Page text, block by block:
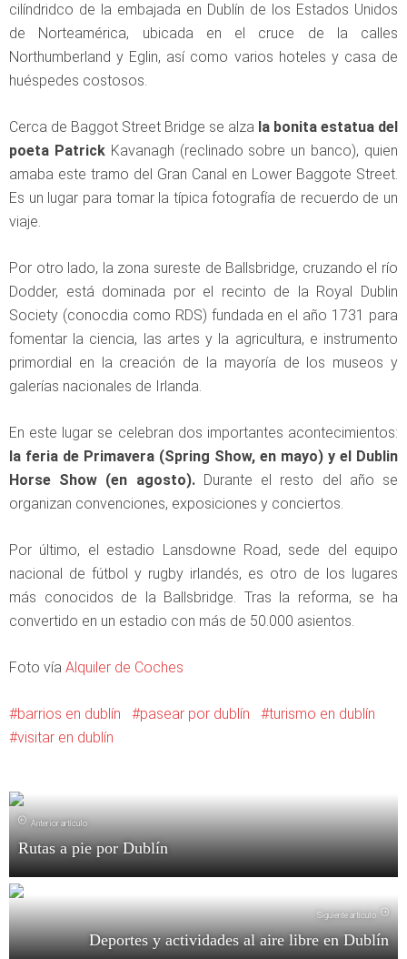
cilíndridco de la embajada en Dublín de los Estados Unidos
de Norteamérica, ubicada en el cruce de la calles
Northumberland y Eglin, así como varios hoteles y casa de
huéspedes costosos.
Cerca de Baggot Street Bridge se alza la bonita estatua del
poeta PatrickKavanagh (reclinado sobre un banco), quien
amaba este tramo del Gran Canal en Lower Baggote Street.
Es un lugar para tomar la típica fotografía de recuerdo de un
viaje.
Por otro lado, la zona sureste de Ballsbridge, cruzando el río
Dodder, está dominada por el recinto de la Royal Dublin
Society (conocdia como RDS) fundada en el año 1731 para
fomentar la ciencia, las artes y la agricultura, e instrumento
primordial en la creación de la mayoría de los museos y
galerías nacionales de Irlanda.
En este lugar se celebran dos importantes acontecimientos:
la feria de Primavera (Spring Show, en mayo) y el Dublin
Horse Show (en agosto).Durante el resto del año se
organizan convenciones, exposiciones y conciertos.
Por último, el estadio Lansdowne Road, sede del equipo
nacional de fútbol y rugby irlandés, es otro de los lugares
más conocidos de la Ballsbridge. Tras la reforma, se ha
convertido en un estadio con más de 50.000 asientos.
Foto vía Alquiler de Coches
barrios en dublín pasear por dublín
turismo en dublín
visitar en dublín
Anterior artículo
Rutas a pie por Dublín
Siguiente artículo
Deportes y actividades al aire libre en Dublín